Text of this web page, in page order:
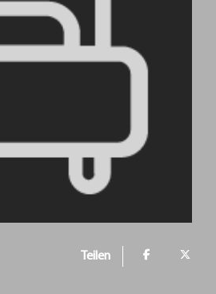
Teilen